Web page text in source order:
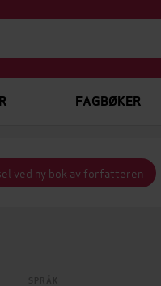
FAGBØKER
ved ny bok av forfatteren